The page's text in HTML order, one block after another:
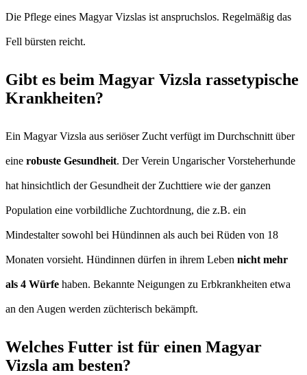
Die Pflege eines Magyar Vizslas ist anspruchslos. Regelmäßig das
Fell bürsten reicht.
Gibt es beim Magyar Vizsla rassetypische
Krankheiten?
Ein Magyar Vizsla aus seriöser Zucht verfügt im Durchschnitt über
eine robuste Gesundheit. Der Verein Ungarischer Vorsteherhunde
hat hinsichtlich der Gesundheit der Zuchttiere wie der ganzen
Population eine vorbildliche Zuchtordnung, die z.B. ein
Mindestalter sowohl bei Hündinnen als auch bei Rüden von 18
Monaten vorsieht. Hündinnen dürfen in ihrem Leben nicht mehr
als 4 Würfe haben. Bekannte Neigungen zu Erbkrankheiten etwa
an den Augen werden züchterisch bekämpft.
Welches Futter ist für einen Magyar
Vizsla am besten?